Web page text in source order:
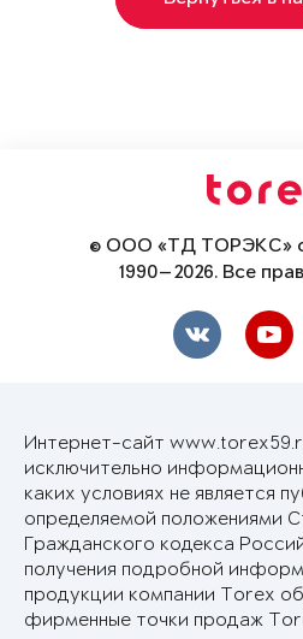
© ООО «ТД ТОРЭКС»
1990—2026. Все
Интернет-сайт
исключительно
каких условиях не является
определяемой положениями
Гражданского кодекса
получения подробной
продукции компании Torex
фирменные точки продаж